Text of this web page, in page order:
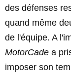
des défenses
quand même
de l'équipe. A
MotorCade a
imposer son